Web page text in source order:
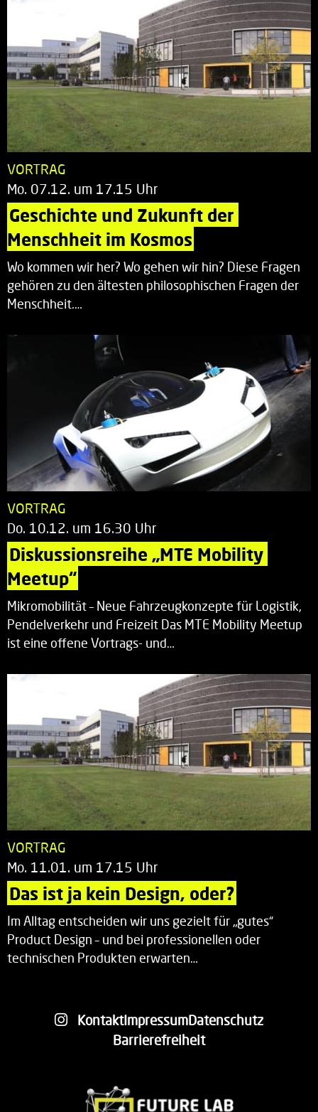
VORTRAG
Mo. 07.12. um 17.15 Uhr
Geschichte und Zukunft der
Menschheit im Kosmos
Wo kommen wir her? Wo gehen wir hin? Diese Fragen
gehören zu den ältesten philosophischen Fragen der
Menschheit.…
VORTRAG
Do. 10.12. um 16.30 Uhr
Diskussionsreihe „MTE Mobility
Meetup“
Mikromobilität – Neue Fahrzeugkonzepte für Logistik,
Pendelverkehr und Freizeit Das MTE Mobility Meetup
ist eine offene Vortrags- und…
VORTRAG
Mo. 11.01. um 17.15 Uhr
Das ist ja kein Design, oder?
Im Alltag entscheiden wir uns gezielt für „gutes“
Product Design – und bei professionellen oder
technischen Produkten erwarten…
KontaktImpressumDatenschutz
Barrierefreiheit